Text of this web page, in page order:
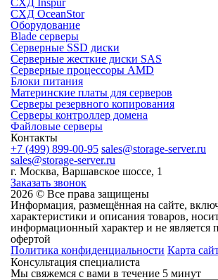
СХД Inspur
СХД OceanStor
Оборудование
Blade серверы
Серверные SSD диски
Cерверные жесткие диски SAS
Серверные процессоры AMD
Блоки питания
Материнские платы для серверов
Серверы резервного копирования
Серверы контроллер домена
Файловые серверы
Контакты
+7 (499) 899-00-95 sales@storage-server.ru
sales@storage-server.ru
г. Москва, Варшавское шоссе, 1
Заказать звонок
2026 © Все права защищены
Информация, размещённая на сайте,
характеристики и описания товаров,
информационный характер и не является
офертой
Политика конфиденциальности Карта
Консультация специалиста
Мы свяжемся с вами в течение 5 минут